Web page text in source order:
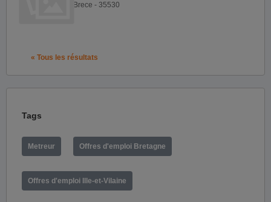
Brece - 35530
« Tous les résultats
Tags
Metreur Offres d'emploi Bretagne
Offres d'emploi Ille-et-Vilaine